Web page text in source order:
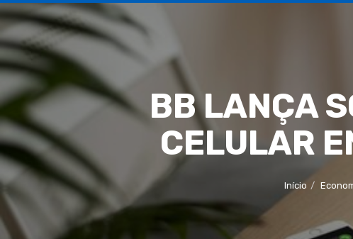
BB LANÇA
CELULAR
Início